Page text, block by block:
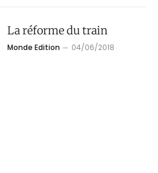
La réforme du train
Monde Edition 04/06/2018